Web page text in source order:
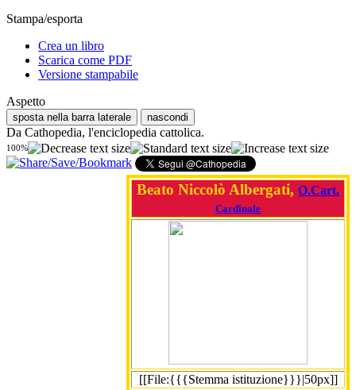
Stampa/esporta
Crea un libro
Scarica come PDF
Versione stampabile
Aspetto
sposta nella barra laterale nascondi
Da Cathopedia, l'enciclopedia cattolica.
100%
Beato Niccolò Albergati, O.Cart.
Cardinale
[[File:{{{Stemma istituzione}}}|50px]]